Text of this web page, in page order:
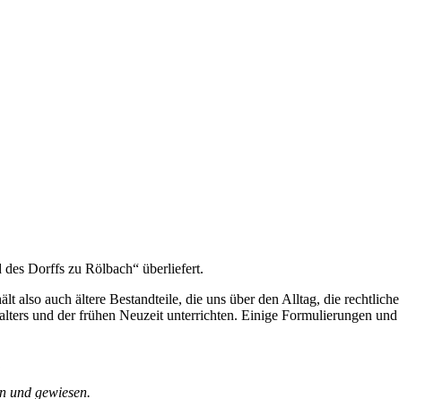
Dorffs zu Rölbach“ überliefert.
also auch ältere Bestandteile, die uns über den Alltag, die rechtliche
und der frühen Neuzeit unterrichten. Einige Formulierungen und
und gewiesen.